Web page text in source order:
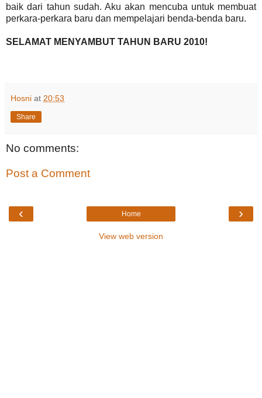
baik dari tahun sudah. Aku akan mencuba untuk membuat
perkara-perkara baru dan mempelajari benda-benda baru.
SELAMAT MENYAMBUT TAHUN BARU 2010!
Hosni at 20:53
Share
No comments:
Post a Comment
‹ ›
Home
View web version